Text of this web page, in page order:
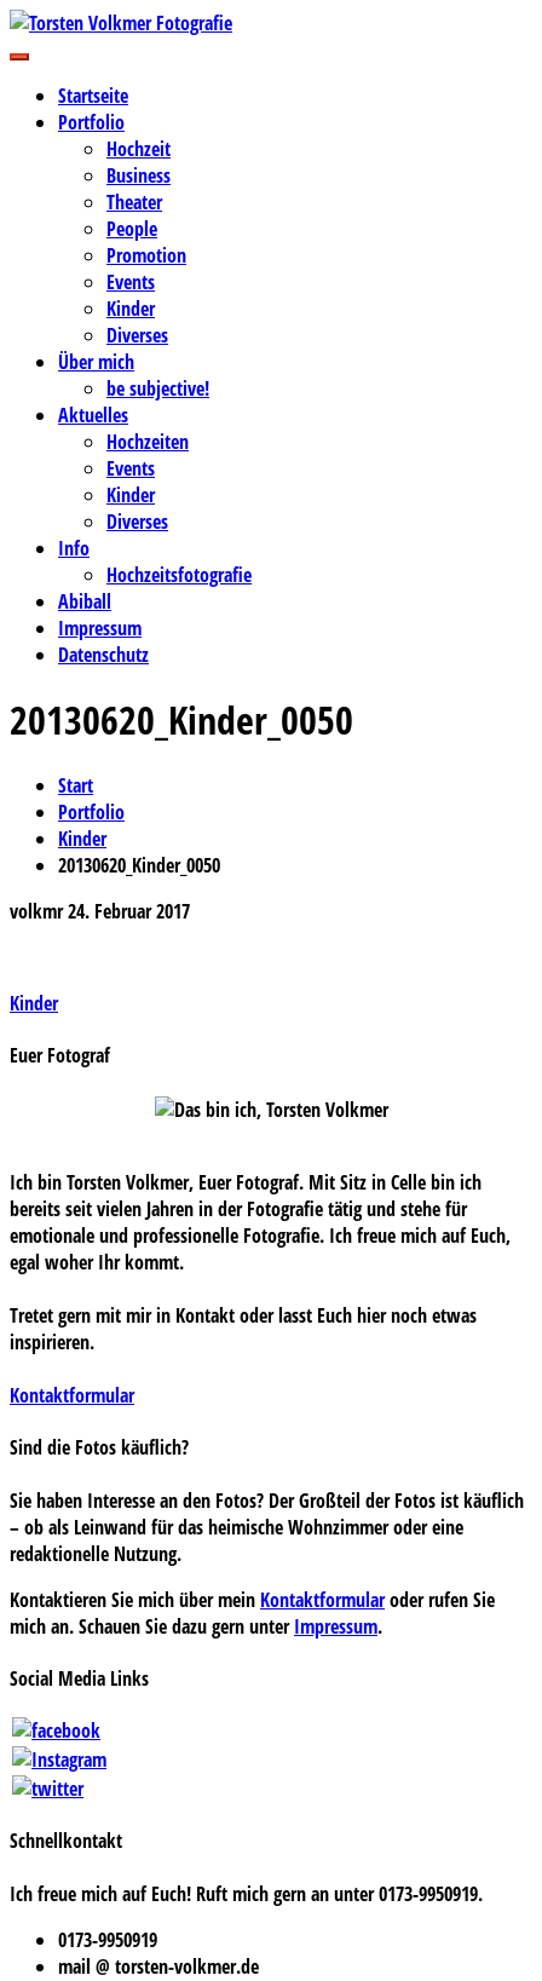
Zum
Inhalt
Torsten Volkmer Fotografie
Business-, Portrait- und Hochzeitsfotografie
Startseite
Portfolio
Hochzeit
Business
Theater
People
Promotion
Events
Kinder
Diverses
Über mich
be subjective!
Aktuelles
Hochzeiten
Events
Kinder
Diverses
Info
Hochzeitsfotografie
Abiball
Impressum
Datenschutz
20130620_Kinder_0050
Start
Portfolio
Kinder
20130620_Kinder_0050
volkmr24. Februar 2017
Beitragsnavigation
Kinder
Euer Fotograf
Ich bin Torsten Volkmer, Euer Fotograf. Mit Sitz in Celle bin ich
bereits seit vielen Jahren in der Fotografie tätig und stehe für
emotionale und professionelle Fotografie. Ich freue mich auf Euch,
egal woher Ihr kommt.
Tretet gern mit mir in Kontakt oder lasst Euch hier noch etwas
inspirieren.
Kontaktformular
Sind die Fotos käuflich?
Sie haben Interesse an den Fotos? Der Großteil der Fotos ist käuflich
– ob als Leinwand für das heimische Wohnzimmer oder eine
redaktionelle Nutzung.
Kontaktieren Sie mich über mein Kontaktformularoder rufen Sie
mich an. Schauen Sie dazu gern unterImpressum.
Social Media Links
Schnellkontakt
Ich freue mich auf Euch! Ruft mich gern an unter 0173-9950919.
0173-9950919
mail @ torsten-volkmer.de